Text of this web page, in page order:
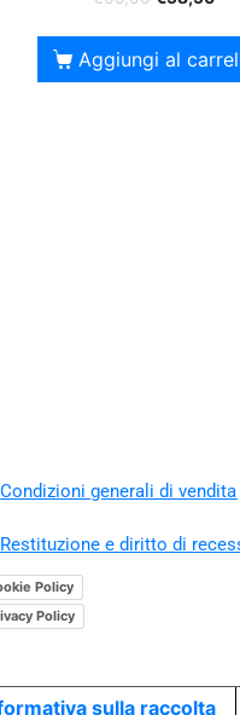
Aggiungi al
Condizioni generali di vendita
Restituzione e diritto di
Policy
Policy
sulla raccolta